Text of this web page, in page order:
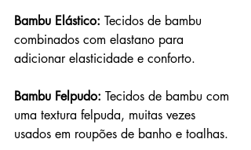
Bambu Elástico: Tecidos de bambu
combinados com elastano para
adicionar elasticidade e conforto.
Bambu Felpudo: Tecidos de bambu com
uma textura felpuda, muitas vezes
usados em roupões de banho e toalhas.